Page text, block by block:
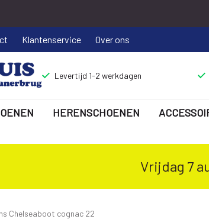
Klantenservice Over ons
Levertijd 1-2 werkdagen
HERENSCHOENEN
Vrijdag 7
Chelseaboot cognac 22